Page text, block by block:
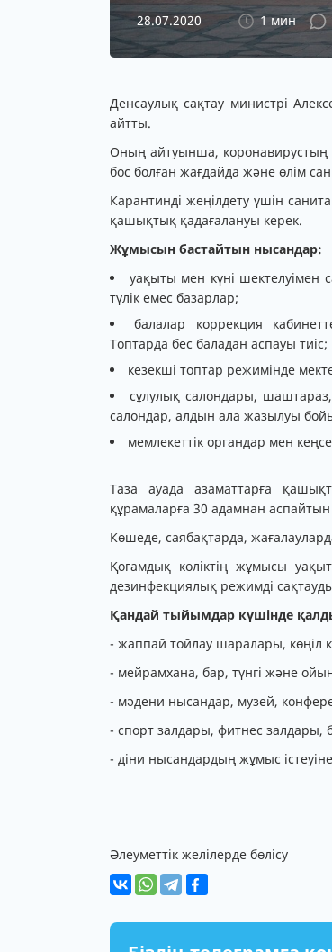
28.07.2020 1 мин
Денсаулық сақтау министрі
айтты.
Оның айтуынша, коронавирустың
бос болған жағдайда және өлім
Карантинді жеңілдету үшін
қашықтық қадағалануы керек.
Жұмысын бастайтын нысандар:
уақыты мен күні шектелуімен
түлік емес базарлар;
балалар коррекция
Топтарда бес баладан аспауы тиіс;
кезекші топтар режимінде
сұлулық салондары,
салондар, алдын ала жазылуы
мемлекеттік органдар мен
Таза ауада азаматтарға
құрамаларға 30 адамнан аспайтын
Көшеде, саябақтарда,
Қоғамдық көліктің жұмысы
дезинфекциялық режимді
Қандай тыйымдар күшінде
- жаппай тойлау шаралары, көңіл
- мейрамхана, бар, түнгі және
- мәдени нысандар, музей,
- спорт залдары, фитнес залдары,
- діни нысандардың жұмыс
Әлеуметтік желілерде бөлісу